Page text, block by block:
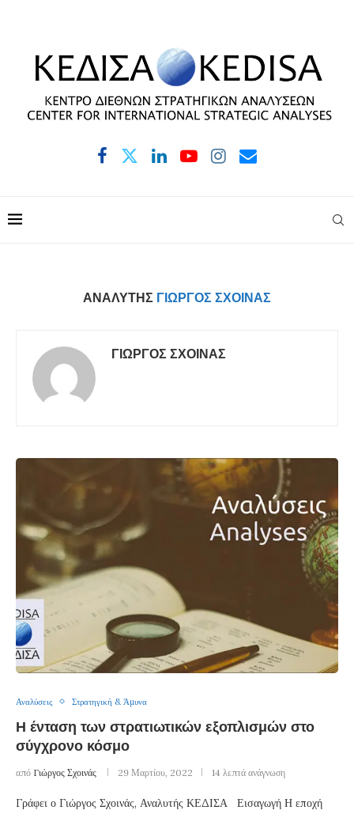
ΑΝΑΛΥΤΉΣ ΓΙΏΡΓΟΣ ΣΧΟΙΝΆΣ
ΓΙΏΡΓΟΣ ΣΧΟΙΝΆΣ
Αναλύσεις Στρατηγική & Άμυνα
Η ένταση των στρατιωτικών εξοπλισμών στο
σύγχρονο κόσμο
από Γιώργος Σχοινάς 29 Μαρτίου, 2022 14 λεπτά ανάγνωση
Γράφει ο Γιώργος Σχοινάς, Αναλυτής ΚΕΔΙΣΑ Εισαγωγή Η εποχή